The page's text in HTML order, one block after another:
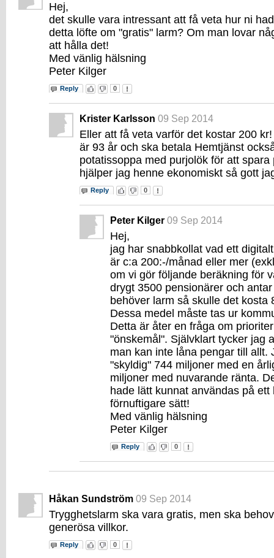
Hej,
det skulle vara intressant att få veta hur ni
detta löfte om "gratis" larm? Om man lovar
att hålla det!
Med vänlig hälsning
Peter Kilger
Reply 0
Krister Karlsson 09 Sep 2014
Eller att få veta varför det kostar 200
är 93 år och ska betala Hemtjänst
potatissoppa med purjolök för att spara
hjälper jag henne ekonomiskt så gott
Reply 0
Peter Kilger 09 Sep 2014
Hej,
jag har snabbkollat vad ett
är c:a 200:-/månad eller mer
om vi gör följande beräkning för
drygt 3500 pensionärer och
behöver larm så skulle det kosta
Dessa medel måste tas ur
Detta är åter en fråga om
"önskemål". Självklart tycker jag
man kan inte låna pengar till allt.
"skyldig" 744 miljoner med en
miljoner med nuvarande ränta.
hade lätt kunnat användas på ett
förnuftigare sätt!
Med vänlig hälsning
Peter Kilger
Reply 0
Håkan Sundström 09 Sep 2014
Trygghetslarm ska vara gratis, men ska
generösa villkor.
Reply 0